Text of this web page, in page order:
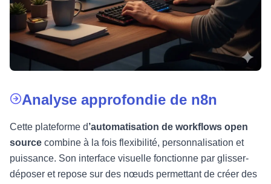
Analyse approfondie de n8n
Cette plateforme d’automatisation de workflows open
source combine à la fois flexibilité, personnalisation et
puissance. Son interface visuelle fonctionne par glisser-
déposer et repose sur des nœuds permettant de créer des